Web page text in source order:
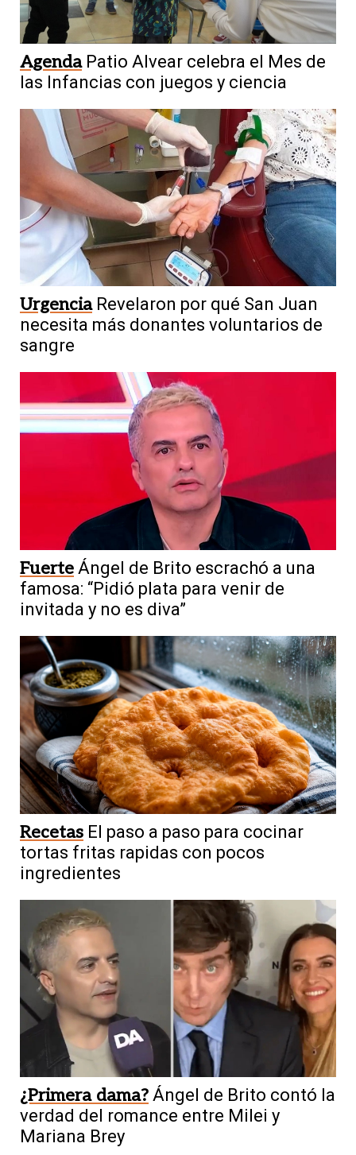
Agenda Patio Alvear celebra el Mes de
las Infancias con juegos y ciencia
Urgencia Revelaron por qué San Juan
necesita más donantes voluntarios de
sangre
Fuerte Ángel de Brito escrachó a una
famosa: “Pidió plata para venir de
invitada y no es diva”
Recetas El paso a paso para cocinar
tortas fritas rapidas con pocos
ingredientes
¿Primera dama? Ángel de Brito contó la
verdad del romance entre Milei y
Mariana Brey